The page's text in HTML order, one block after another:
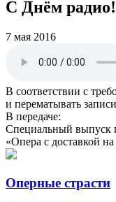
С Днём радио!
7 мая 2016
В соответствии с
и перематывать
В передаче:
Специальный выпуск
«Опера с доставкой
Оперные страсти